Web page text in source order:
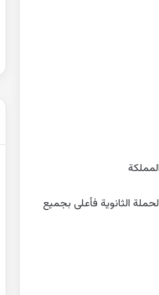
الثانوية فأعلى بجميع